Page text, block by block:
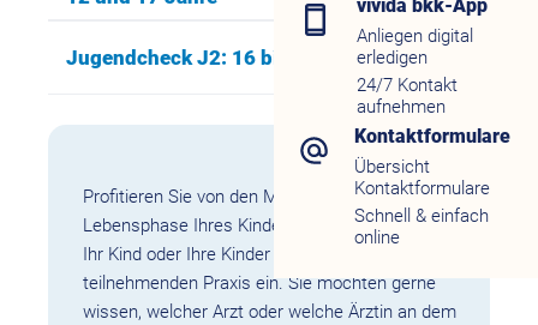
vivida bkk-App
Anliegen digital
erledigen
24/7 Kontakt
aufnehmen
Kontaktformulare
Übersicht
Kontaktformulare
Schnell & einfach
online
Jugendcheck J2: 16 bis 17 Jahre
Profitieren Sie von den Mehrleistungen in jeder
Lebensphase Ihres Kindes und schreiben Sie
Ihr Kind oder Ihre Kinder einfach bei einer der
teilnehmenden Praxis ein. Sie möchten gerne
wissen, welcher Arzt oder welche Ärztin an dem